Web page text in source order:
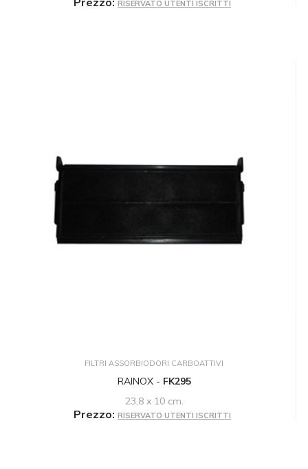
RISERVATO UTENTI ISCRITTI
FILTRI ASSORBIODORI CARBOATTIVI
RAINOX - FK295
23,8 x 10 cm.
Prezzo: RISERVATO UTENTI ISCRITTI